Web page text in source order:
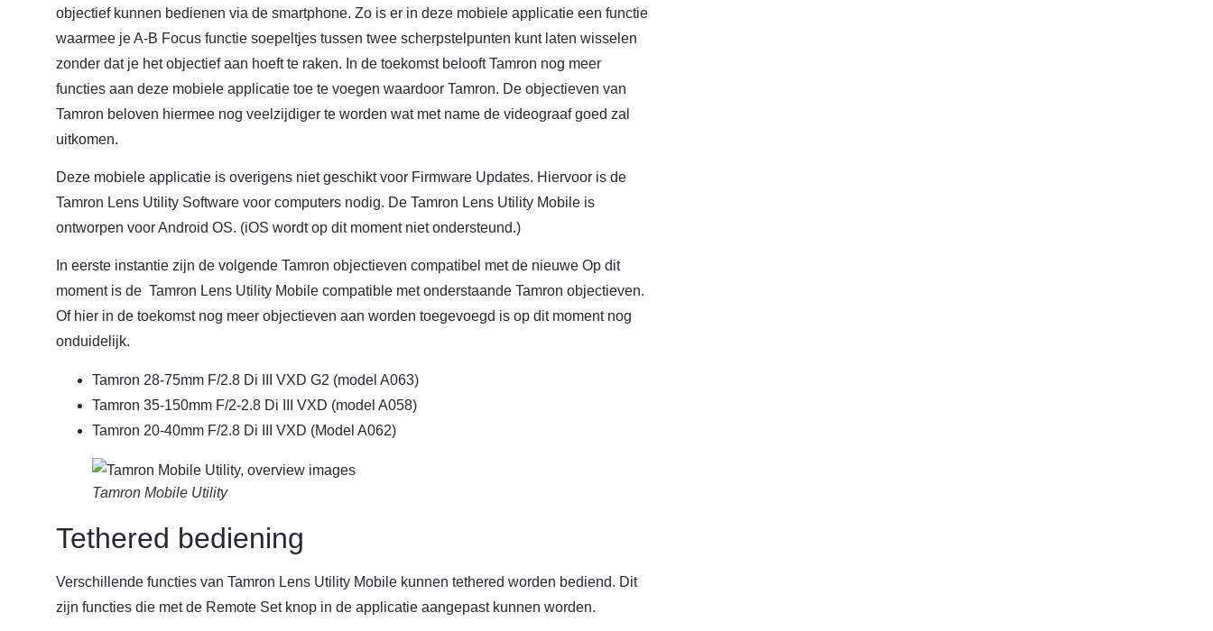
objectief kunnen bedienen via de smartphone. Zo is er in deze mobiele applicatie een functie
waarmee je A-B Focus functie soepeltjes tussen twee scherpstelpunten kunt laten wisselen
zonder dat je het objectief aan hoeft te raken. In de toekomst belooft Tamron nog meer
functies aan deze mobiele applicatie toe te voegen waardoor Tamron. De objectieven van
Tamron beloven hiermee nog veelzijdiger te worden wat met name de videograaf goed zal
uitkomen.
Deze mobiele applicatie is overigens niet geschikt voor Firmware Updates. Hiervoor is de
Tamron Lens Utility Software voor computers nodig. De Tamron Lens Utility Mobile is
ontworpen voor Android OS. (iOS wordt op dit moment niet ondersteund.)
In eerste instantie zijn de volgende Tamron objectieven compatibel met de nieuwe Op dit
moment is de Tamron Lens Utility Mobile compatible met onderstaande Tamron objectieven.
Of hier in de toekomst nog meer objectieven aan worden toegevoegd is op dit moment nog
onduidelijk.
Tamron 28-75mm F/2.8 Di III VXD G2 (model A063)
Tamron 35-150mm F/2-2.8 Di III VXD (model A058)
Tamron 20-40mm F/2.8 Di III VXD (Model A062)
Tamron Mobile Utility
Tethered bediening
Verschillende functies van Tamron Lens Utility Mobile kunnen tethered worden bediend. Dit
zijn functies die met de Remote Set knop in de applicatie aangepast kunnen worden.